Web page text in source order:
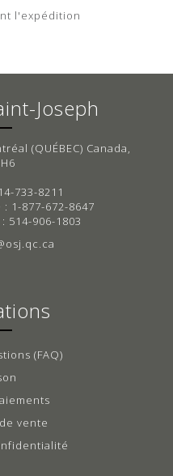
l'expédition
Joseph
(QUÉBEC) Canada,
733-8211
1-877-672-8647
514-906-1803
(FAQ)
vente